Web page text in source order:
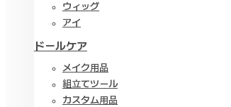
ウィッグ
アイ
ドールケア
メイク用品
組立てツール
カスタム用品